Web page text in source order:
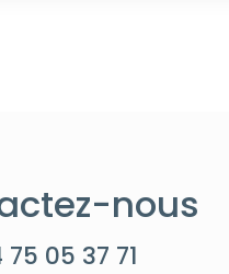
nous
75 05 37 71